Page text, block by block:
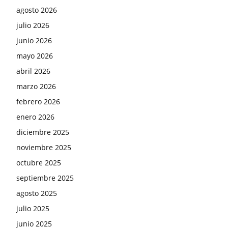
agosto 2026
julio 2026
junio 2026
mayo 2026
abril 2026
marzo 2026
febrero 2026
enero 2026
diciembre 2025
noviembre 2025
octubre 2025
septiembre 2025
agosto 2025
julio 2025
junio 2025